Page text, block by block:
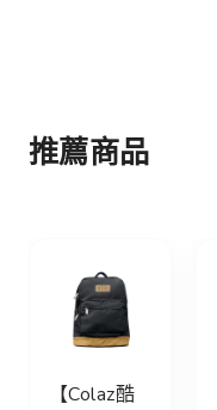
推薦商品
【Colaz酷